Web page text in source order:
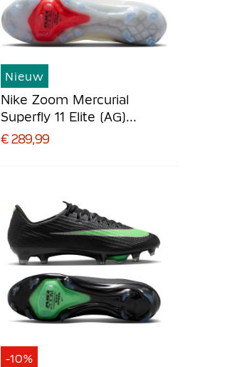
Nieuw
Nike Zoom Mercurial
Superfly 11 Elite (AG)
Kunstgras
€ 289,99
-10%